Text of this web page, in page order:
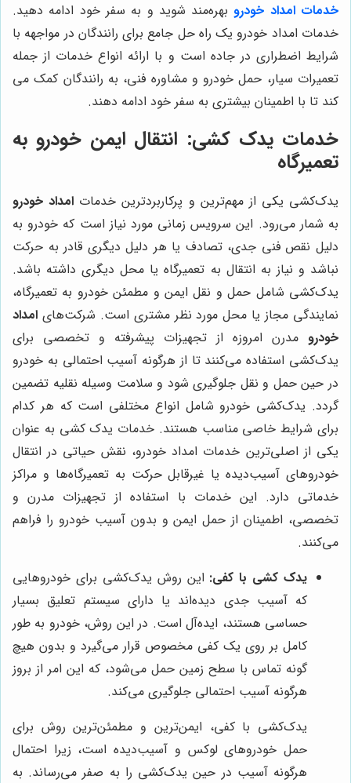
خدمات امداد خودروبهره‌مند شوید و به سفر خود ادامه دهید.
خدمات امداد خودرو یک راه حل جامع برای رانندگان در مواجهه با
شرایط اضطراری در جاده است و با ارائه انواع خدمات از جمله
تعمیرات سیار، حمل خودرو و مشاوره فنی، به رانندگان کمک می
کند تا با اطمینان بیشتری به سفر خود ادامه دهند.
خدمات یدک کشی: انتقال ایمن خودرو به
تعمیرگاه
یدک‌کشی یکی از مهم‌ترین و پرکاربردترین خدمات امداد خودرو
به شمار می‌رود. این سرویس زمانی مورد نیاز است که خودرو به
دلیل نقص فنی جدی، تصادف یا هر دلیل دیگری قادر به حرکت
نباشد و نیاز به انتقال به تعمیرگاه یا محل دیگری داشته باشد.
یدک‌کشی شامل حمل و نقل ایمن و مطمئن خودرو به تعمیرگاه،
نمایندگی مجاز یا محل مورد نظر مشتری است. شرکت‌های امداد
خودرو مدرن امروزه از تجهیزات پیشرفته و تخصصی برای
یدک‌کشی استفاده می‌کنند تا از هرگونه آسیب احتمالی به خودرو
در حین حمل و نقل جلوگیری شود و سلامت وسیله نقلیه تضمین
گردد. یدک‌کشی خودرو شامل انواع مختلفی است که هر کدام
برای شرایط خاصی مناسب هستند. خدمات یدک کشی به عنوان
یکی از اصلی‌ترین خدمات امداد خودرو، نقش حیاتی در انتقال
خودروهای آسیب‌دیده یا غیرقابل حرکت به تعمیرگاه‌ها و مراکز
خدماتی دارد. این خدمات با استفاده از تجهیزات مدرن و
تخصصی، اطمینان از حمل ایمن و بدون آسیب خودرو را فراهم
می‌کنند.
یدک کشی با کفی: این روش یدک‌کشی برای خودروهایی
که آسیب جدی دیده‌اند یا دارای سیستم تعلیق بسیار
حساسی هستند، ایده‌آل است. در این روش، خودرو به طور
کامل بر روی یک کفی مخصوص قرار می‌گیرد و بدون هیچ
گونه تماس با سطح زمین حمل می‌شود، که این امر از بروز
هرگونه آسیب احتمالی جلوگیری می‌کند.
یدک‌کشی با کفی، ایمن‌ترین و مطمئن‌ترین روش برای
حمل خودروهای لوکس و آسیب‌دیده است، زیرا احتمال
هرگونه آسیب در حین یدک‌کشی را به صفر می‌رساند. به